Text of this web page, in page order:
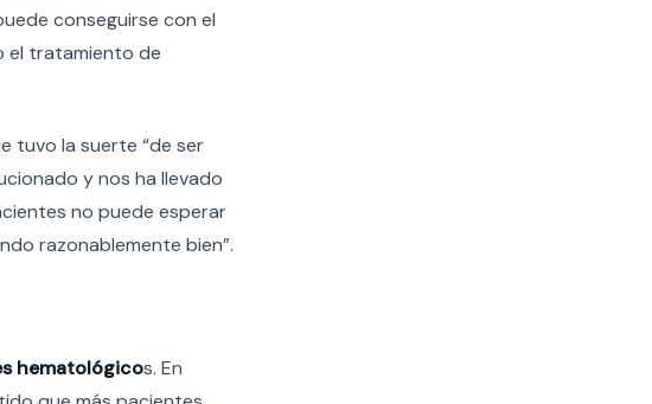
conseguirse con el
el tratamiento de
tuvo la suerte “de ser
y nos ha llevado
no puede esperar
razonablemente bien”.
hematológicos. En